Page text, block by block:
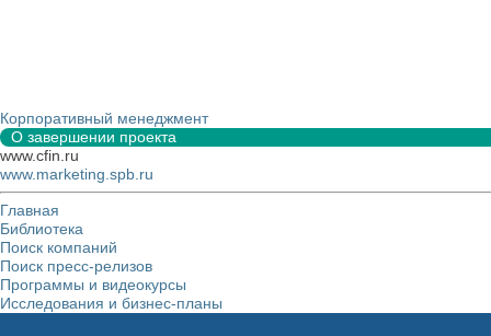
Корпоративный менеджмент
О завершении проекта
www.cfin.ru
www.marketing.spb.ru
Главная
Библиотека
Поиск компаний
Поиск пресс-релизов
Программы и видеокурсы
Исследования и бизнес-планы